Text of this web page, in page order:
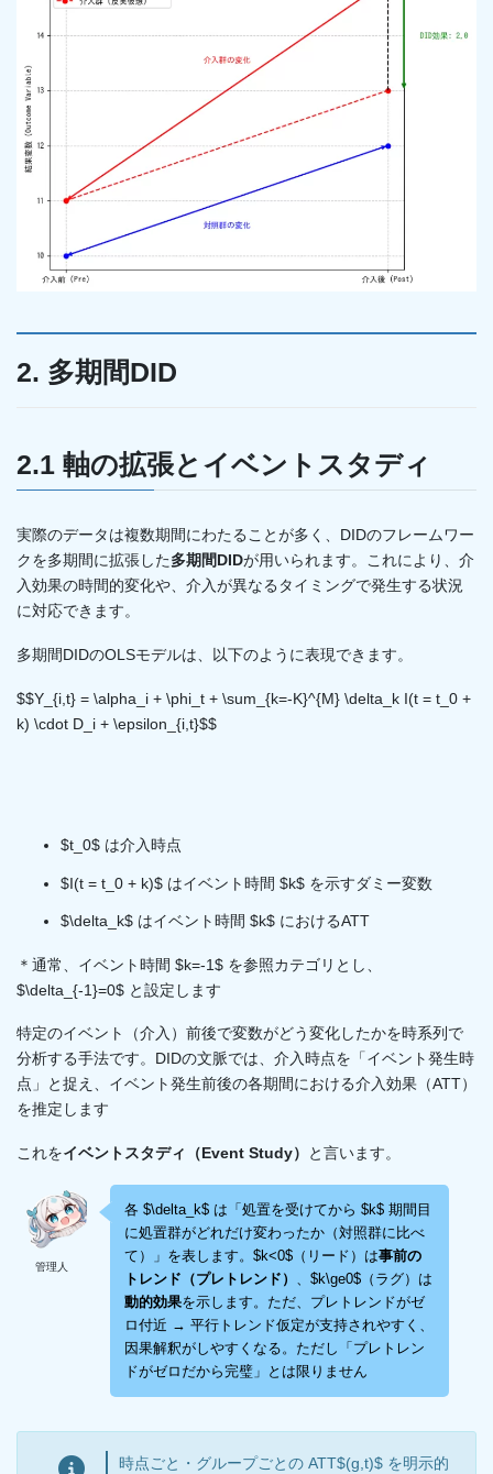
2. 多期間DID
2.1 軸の拡張とイベントスタディ
実際のデータは複数期間にわたることが多く、DIDのフレームワー
クを多期間に拡張した多期間DIDが用いられます。これにより、介
入効果の時間的変化や、介入が異なるタイミングで発生する状況
に対応できます。
多期間DIDのOLSモデルは、以下のように表現できます。
$$Y_{i,t} = \alpha_i + \phi_t + \sum_{k=-K}^{M} \delta_k I(t = t_0 +
k) \cdot D_i + \epsilon_{i,t}$$
$t_0$ は介入時点
$I(t = t_0 + k)$ はイベント時間 $k$ を示すダミー変数
$\delta_k$ はイベント時間 $k$ におけるATT
＊通常、イベント時間 $k=-1$ を参照カテゴリとし、
$\delta_{-1}=0$ と設定します
特定のイベント（介入）前後で変数がどう変化したかを時系列で
分析する手法です。DIDの文脈では、介入時点を「イベント発生時
点」と捉え、イベント発生前後の各期間における介入効果（ATT）
を推定します
これをイベントスタディ（Event Study） と言います。
管理人
各 $\delta_k$ は「処置を受けてから $k$ 期間目
に処置群がどれだけ変わったか（対照群に比べ
て）」を表します。$k<0$（リード）は事前の
トレンド（プレトレンド）
、$k\ge0$（ラグ）は
動的効果を示します。ただ、プレトレンドがゼ
ロ付近 → 平行トレンド仮定が支持されやすく、
因果解釈がしやすくなる。ただし「プレトレン
ドがゼロだから完璧」とは限りません
時点ごと・グループごとの ATT$(g,t)$ を明示的